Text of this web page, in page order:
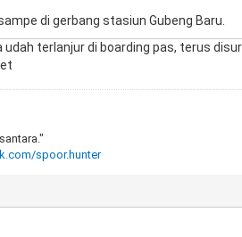
di gerbang stasiun Gubeng Baru.
terlanjur di boarding pas, terus
spoor.hunter